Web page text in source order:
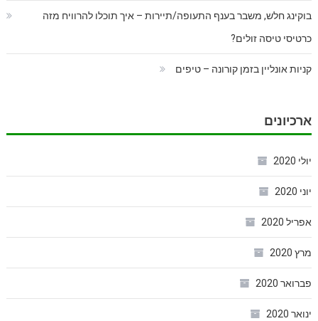
בוקינג חלש, משבר בענף התעופה/תיירות – איך תוכלו להרוויח מזה
כרטיסי טיסה זולים?
קניות אונליין בזמן קורונה – טיפים
ארכיונים
יולי 2020
יוני 2020
אפריל 2020
מרץ 2020
פברואר 2020
ינואר 2020